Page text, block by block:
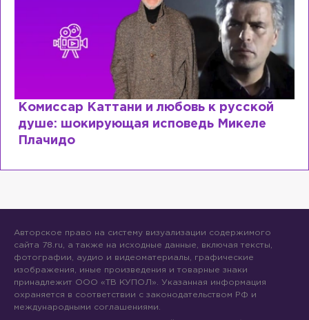
к русской
Микеле
Специалист с напрасным
почему мир разочаровался
Авторское право на систему визуализации содержимого
сайта 78.ru, а также на исходные данные, включая тексты,
фотографии, аудио и видеоматериалы, графические
изображения, иные произведения и товарные знаки
принадлежит ООО «ТВ КУПОЛ». Указанная информация
охраняется в соответствии с законодательством РФ и
международными соглашениями.